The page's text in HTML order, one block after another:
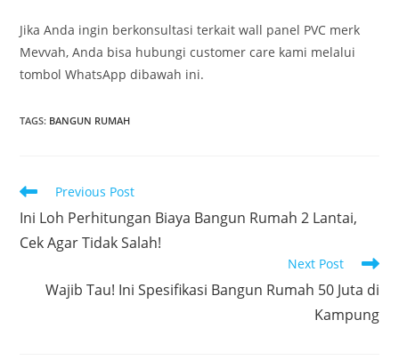
Jika Anda ingin berkonsultasi terkait wall panel PVC merk
Mevvah, Anda bisa hubungi customer care kami melalui
tombol WhatsApp dibawah ini.
TAGS: BANGUN RUMAH
Read
articles
Previous Post
Ini Loh Perhitungan Biaya Bangun Rumah 2 Lantai,
Cek Agar Tidak Salah!
Next Post
Wajib Tau! Ini Spesifikasi Bangun Rumah 50 Juta di
Kampung